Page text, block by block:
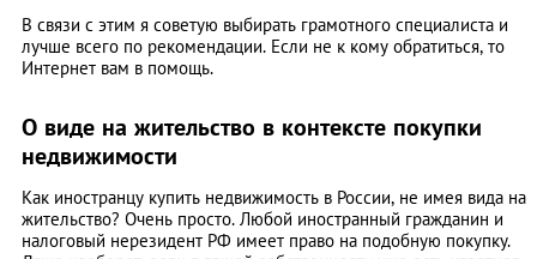
В связи с этим я советую выбирать грамотного специалиста и
лучше всего по рекомендации. Если не к кому обратиться, то
Интернет вам в помощь.
О виде на жительство в контексте покупки
недвижимости
Как иностранцу купить недвижимость в России, не имея вида на
жительство? Очень просто. Любой иностранный гражданин и
налоговый нерезидент РФ имеет право на подобную покупку.